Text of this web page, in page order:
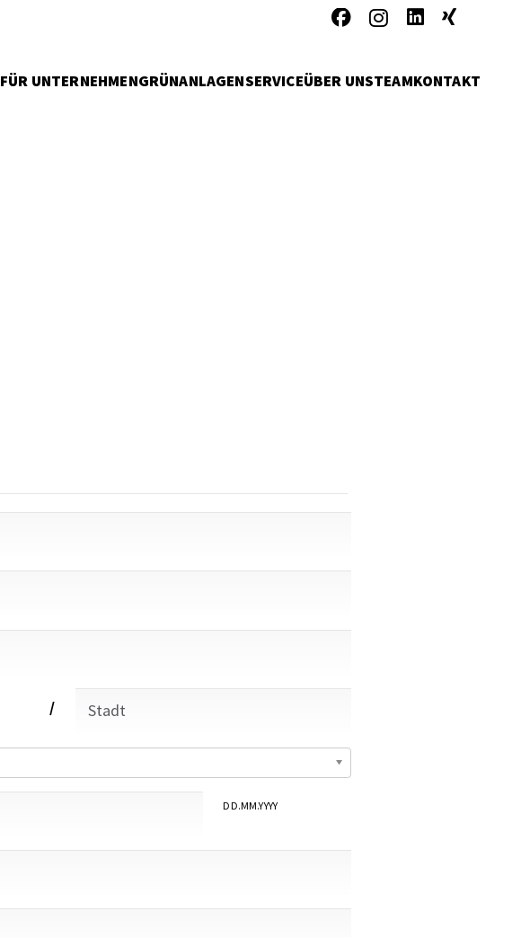
FÜR UNTERNEHMENGRÜNANLAGENSERVICEÜBER UNSTEAMKONTAKT
/
DD.MM.YYYY